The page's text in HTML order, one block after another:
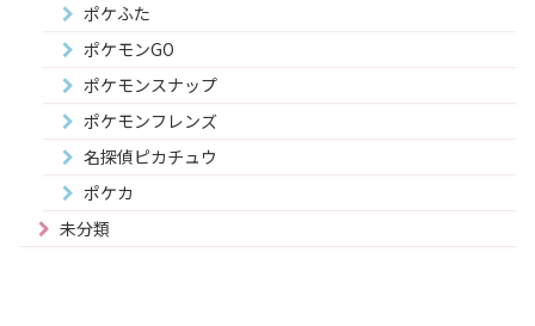
ポケふた
ポケモンGO
ポケモンスナップ
ポケモンフレンズ
名探偵ピカチュウ
ポケカ
未分類